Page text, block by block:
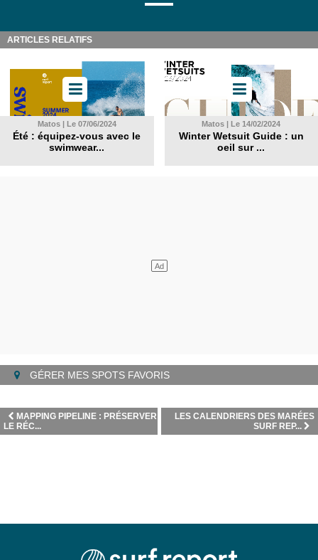
ARTICLES RELATIFS
Matos | Le 07/06/2024
Été : équipez-vous avec le
swimwear...
Matos | Le 14/02/2024
Winter Wetsuit Guide : un
oeil sur ...
GÉRER MES SPOTS FAVORIS
LES CALENDRIERS DES MARÉES
SURF REP...
MAPPING PIPELINE : PRÉSERVER
LE RÉC...